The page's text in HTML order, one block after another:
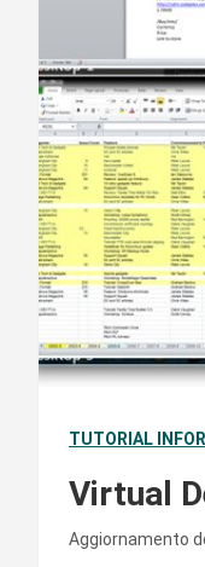
TUTORIAL
Virtual
Aggiornamento